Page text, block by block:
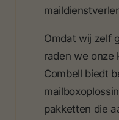
Omdat wij zelf
raden we onze
Combell biedt
pakketten die